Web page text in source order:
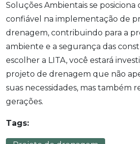
Soluções Ambientais se posiciona
confiável na implementação de
drenagem, contribuindo para a
ambiente e a segurança das
escolher a LITA, você estará
projeto de drenagem que não
suas necessidades, mas também
gerações.
Tags: